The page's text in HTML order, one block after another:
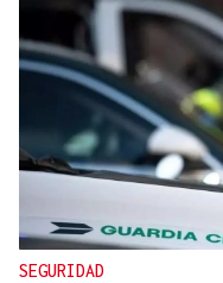
BATERÍA DE MEDIDAS
Estas son las
CEG y UGT para
SEGURIDAD